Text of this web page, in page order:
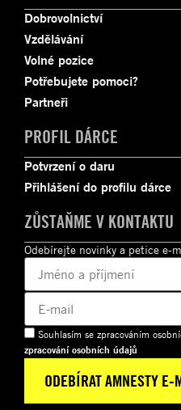
Dobrovolnictví
Vzdělávání
Volné pozice
Potřebujete pomoci?
Partneři
PROFIL DÁRCE
Potvrzení o daru
Přihlášení do profilu dárce
ZŮSTAŇME V KONTAKTU
Odebírejte novinky a petice e-
Souhlasím se zpracováním
zpracování osobních údajů